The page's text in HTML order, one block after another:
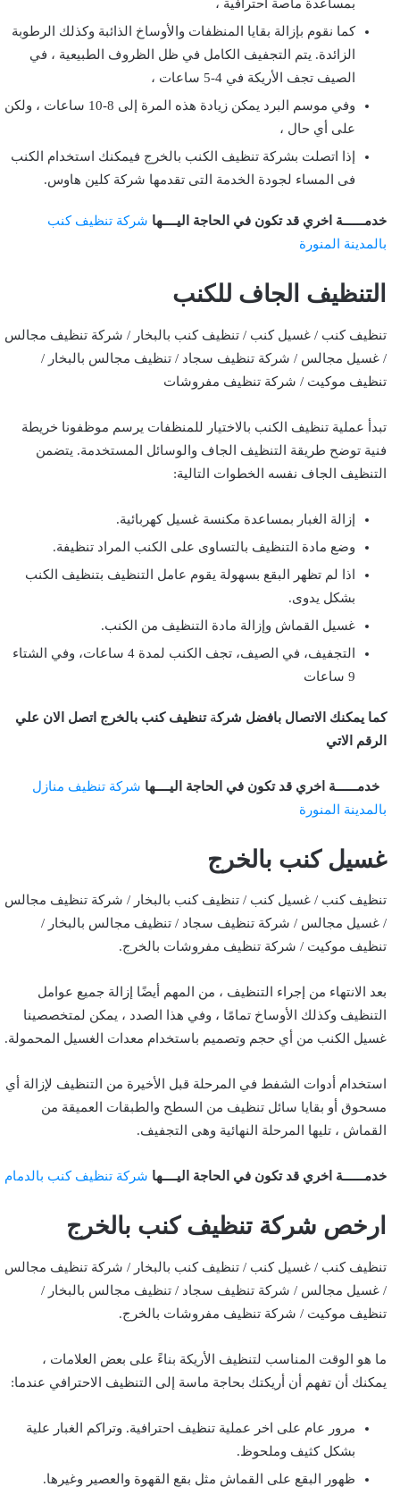
بمساعدة ماصة احترافية ،
كما نقوم بإزالة بقايا المنظفات والأوساخ الذائبة وكذلك الرطوبة
الزائدة. يتم التجفيف الكامل في ظل الظروف الطبيعية ، في
الصيف تجف الأريكة في 4-5 ساعات ،
وفي موسم البرد يمكن زيادة هذه المرة إلى 8-10 ساعات ، ولكن
على أي حال ،
إذا اتصلت بشركة تنظيف الكنب بالخرج فيمكنك استخدام الكنب
فى المساء لجودة الخدمة التى تقدمها شركة كلين هاوس.
خدمــــــة اخري قد تكون في الحاجة اليــــها شركة تنظيف كنب
بالمدينة المنورة
التنظيف الجاف للكنب
تنظيف كنب / غسيل كنب / تنظيف كنب بالبخار / شركة تنظيف مجالس
/ غسيل مجالس / شركة تنظيف سجاد / تنظيف مجالس بالبخار /
تنظيف موكيت / شركة تنظيف مفروشات
تبدأ عملية تنظيف الكنب بالاختيار للمنظفات يرسم موظفونا خريطة
فنية توضح طريقة التنظيف الجاف والوسائل المستخدمة. يتضمن
التنظيف الجاف نفسه الخطوات التالية:
إزالة الغبار بمساعدة مكنسة غسيل كهربائية.
وضع مادة التنظيف بالتساوى على الكنب المراد تنظيفة.
اذا لم تظهر البقع بسهولة يقوم عامل التنظيف بتنظيف الكنب
بشكل يدوى.
غسيل القماش وإزالة مادة التنظيف من الكنب.
التجفيف، في الصيف، تجف الكنب لمدة 4 ساعات، وفي الشتاء
9 ساعات
كما يمكنك الاتصال بافضل شركة تنظيف كنب بالخرج اتصل الان علي
الرقم الاتي
خدمــــــة اخري قد تكون في الحاجة اليــــها شركة تنظيف منازل
بالمدينة المنورة
غسيل كنب بالخرج
تنظيف كنب / غسيل كنب / تنظيف كنب بالبخار / شركة تنظيف مجالس
/ غسيل مجالس / شركة تنظيف سجاد / تنظيف مجالس بالبخار /
تنظيف موكيت / شركة تنظيف مفروشات بالخرج.
بعد الانتهاء من إجراء التنظيف ، من المهم أيضًا إزالة جميع عوامل
التنظيف وكذلك الأوساخ تمامًا ، وفي هذا الصدد ، يمكن لمتخصصينا
غسيل الكنب من أي حجم وتصميم باستخدام معدات الغسيل المحمولة.
استخدام أدوات الشفط في المرحلة قبل الأخيرة من التنظيف لإزالة أي
مسحوق أو بقايا سائل تنظيف من السطح والطبقات العميقة من
القماش ، تليها المرحلة النهائية وهى التجفيف.
خدمــــــة اخري قد تكون في الحاجة اليــــها شركة تنظيف كنب بالدمام
ارخص شركة تنظيف كنب بالخرج
تنظيف كنب / غسيل كنب / تنظيف كنب بالبخار / شركة تنظيف مجالس
/ غسيل مجالس / شركة تنظيف سجاد / تنظيف مجالس بالبخار /
تنظيف موكيت / شركة تنظيف مفروشات بالخرج.
ما هو الوقت المناسب لتنظيف الأريكة بناءً على بعض العلامات ،
يمكنك أن تفهم أن أريكتك بحاجة ماسة إلى التنظيف الاحترافي عندما:
مرور عام على اخر عملية تنظيف احترافية. وتراكم الغبار علية
بشكل كثيف وملحوظ.
ظهور البقع على القماش مثل بقع القهوة والعصير وغيرها.